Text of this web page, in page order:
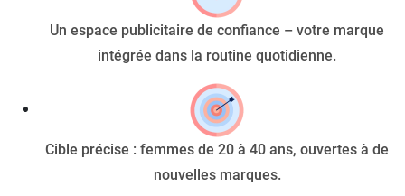
Un espace publicitaire de confiance – votre marque
intégrée dans la routine quotidienne.
Cible précise : femmes de 20 à 40 ans, ouvertes à de
nouvelles marques.